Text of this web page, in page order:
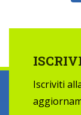
Iscriviti